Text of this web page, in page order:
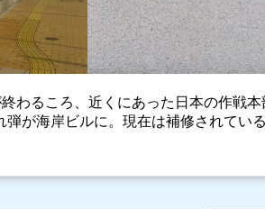
わるころ、近くにあった日本の作戦本
弾が海岸ビルに。現在は補修されてい
て残されて